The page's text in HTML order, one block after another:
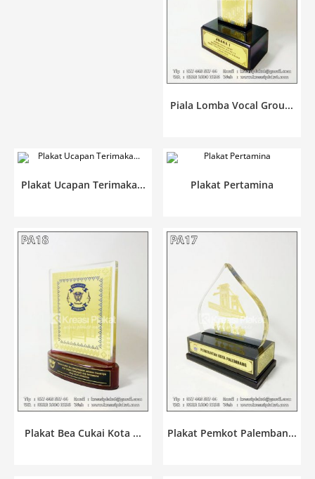
Piala Lomba Vocal Grou...
Plakat Ucapan Terimaka... Plakat Pertamina
Plakat Bea Cukai Kota ... Plakat Pemkot Palemban...